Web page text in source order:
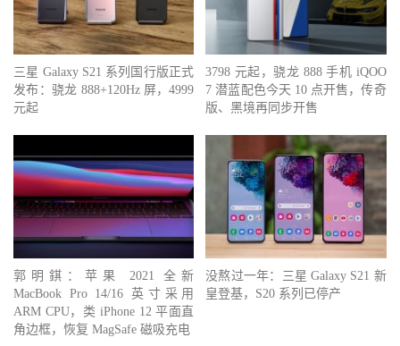
三星 Galaxy S21 系列国行版正式
发布：骁龙 888+120Hz 屏，4999
元起
3798 元起，骁龙 888 手机 iQOO
7 潜蓝配色今天 10 点开售，传奇
版、黑境再同步开售
郭明錤：苹果 2021 全新
MacBook Pro 14/16 英寸采用
ARM CPU，类 iPhone 12 平面直
角边框，恢复 MagSafe 磁吸充电
没熬过一年：三星 Galaxy S21 新
皇登基，S20 系列已停产